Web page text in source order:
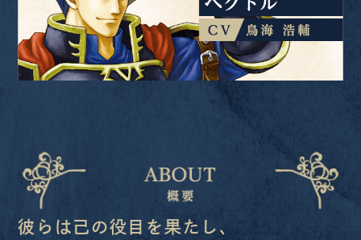
彼らは己の役目を果たし、